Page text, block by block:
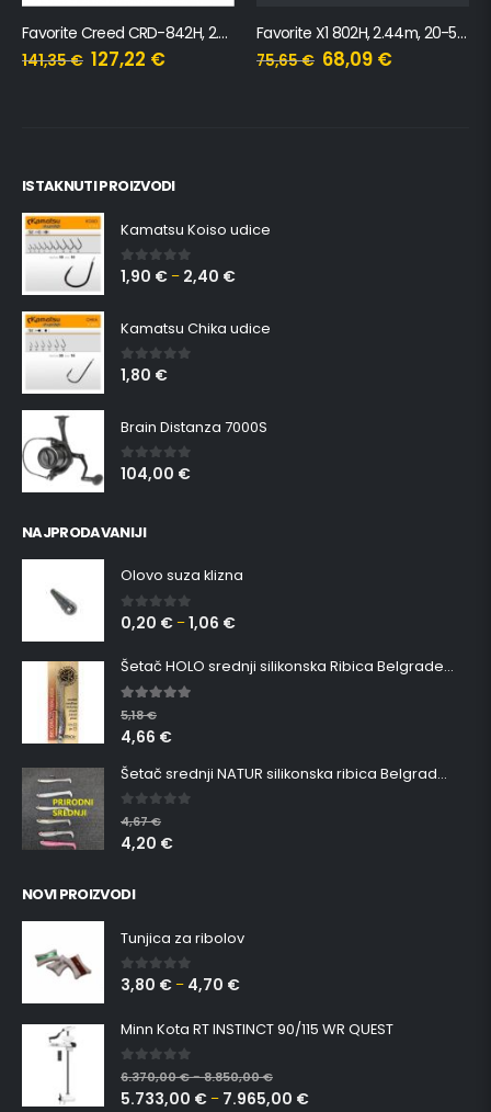
Favorite Creed CRD-842H, 2.54m, 15-50g
141,35€ 127,22 €
Favorite X1 802H, 2.44m, 20-50g
75,65€ 68,09 €
ISTAKNUTI PROIZVODI
Kamatsu Koiso udice
0 out of 5
1,90 € – 2,40 €
Kamatsu Chika udice
0 out of 5
1,80 €
Brain Distanza 7000S
0out of 5
104,00 €
NAJPRODAVANIJI
Olovo suza klizna
0 out of 5
0,20 € –1,06 €
Šetač HOLO srednji silikonska Ribica Belgrade Walker
5.00out of 5
5,18€
4,66 €
Šetač srednji NATUR silikonska ribica Belgrade Walker
0 out of 5
4,67€
4,20 €
NOVI PROIZVODI
Tunjica za ribolov
0 out of 5
3,80 € – 4,70 €
Minn Kota RT INSTINCT 90/115 WR QUEST
0 out of 5
6.370,00€–8.850,00€
5.733,00 € – 7.965,00 €